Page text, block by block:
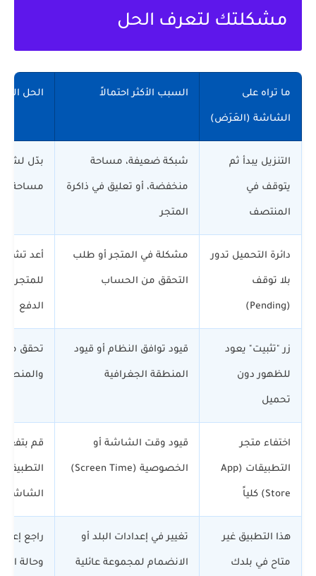
مشكلتك لتعرف الحل
ما تراه على
الشاشة (العَرَض)
السبب الأكثر احتمالاً الحل
التنزيل يبدأ ثم
يتوقف في
المنتصف
شبكة ضعيفة، مساحة
منخفضة، أو تعليق في ذاكرة
المتجر
مساحة،
دائرة التحميل تدور
بلا توقف
(Pending)
مشكلة في المتجر أو طلب
التحقق من الحساب
أعد
للمتجر
الدفع
زر "تثبيت" يعود
للظهور دون
تحميل
قيود توافق النظام أو قيود
المنطقة الجغرافية
تحقق من
اختفاء متجر
التطبيقات (App
Store) كلياً
قيود وقت الشاشة أو
الخصوصية (Screen Time)
قم
الشاشة
هذا التطبيق غير
متاح في بلدك
تغيير في إعدادات البلد أو
الانضمام لمجموعة عائلية
راجع
وحالة